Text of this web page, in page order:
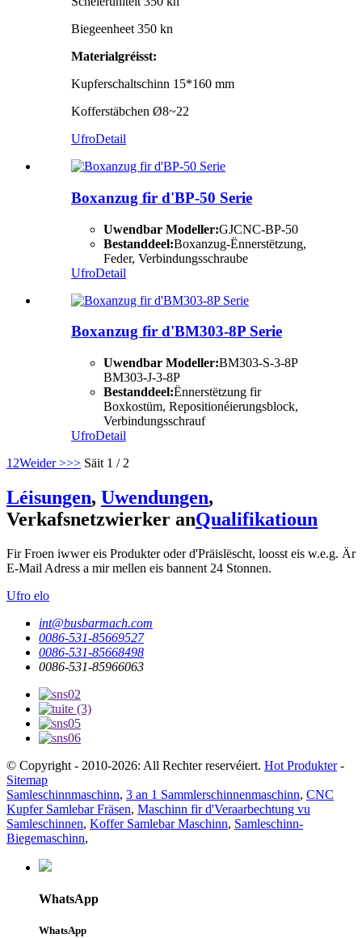
Biegeenheet 350 kn
Materialgréisst:
Kupferschaltschinn 15*160 mm
Kofferstäbchen Ø8~22
UfroDetail
Boxanzug fir d'BP-50 Serie
Uwendbar Modeller:GJCNC-BP-50
Bestanddeel:Boxanzug-Ënnerstëtzung,
Feder, Verbindungsschraube
UfroDetail
Boxanzug fir d'BM303-8P Serie
Uwendbar Modeller:BM303-S-3-8P
BM303-J-3-8P
Bestanddeel:Ënnerstëtzung fir
Boxkostüm, Repositionéierungsblock,
Verbindungsschrauf
UfroDetail
1 2Weider >>> Säit 1 / 2
Léisungen, Uwendungen,
Verkafsnetzwierker anQualifikatioun
Fir Froen iwwer eis Produkter oder d'Präislëscht, loosst eis w.e.g. Är
E-Mail Adress a mir mellen eis bannent 24 Stonnen.
Ufro elo
int@busbarmach.com
0086-531-85669527
0086-531-85668498
0086-531-85966063
© Copyright - 2010-2026: All Rechter reservéiert. Hot Produkter-
Sitemap
Samleschinnmaschinn, 3 an 1 Sammlerschinnenmaschinn, CNC
Kupfer Samlebar Fräsen, Maschinn fir d'Veraarbechtung vu
Samleschinnen, Koffer Samlebar Maschinn, Samleschinn-
Biegemaschinn,
WhatsApp
WhatsApp